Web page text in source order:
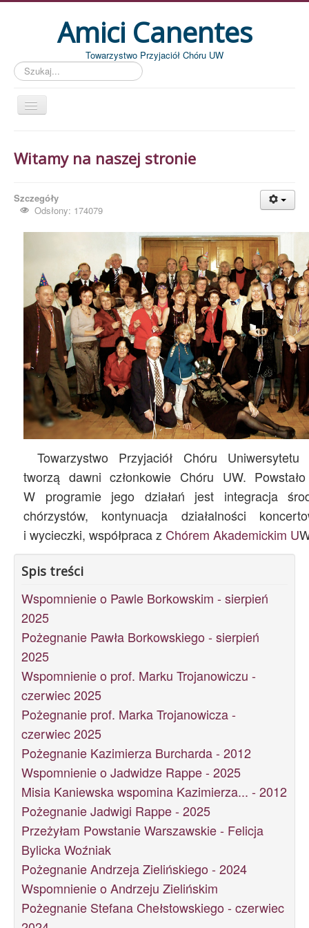
Amici Canentes
Towarzystwo Przyjaciół Chóru UW
Szukaj...
Aktualności
Koncerty
Piszemy
Zdjęcia
Dyrygenci
Archiwum
O nas
Statut TPChUW
Kontakt
Witamy na naszej stronie
Szczegóły
Odsłony: 174079
Towarzystwo Przyjaciół Chóru Uniwersytetu
tworzą dawni członkowie Chóru UW.
W programie jego działań jest integracja
chórzystów, kontynuacja działalności
i wycieczki, współpraca z Chórem Akademickim U
Spis treści
Wspomnienie o Pawle Borkowskim - sierpień
2025
Pożegnanie Pawła Borkowskiego - sierpień
2025
Wspomnienie o prof. Marku Trojanowiczu -
czerwiec 2025
Pożegnanie prof. Marka Trojanowicza -
czerwiec 2025
Pożegnanie Kazimierza Burcharda - 2012
Wspomnienie o Jadwidze Rappe - 2025
Misia Kaniewska wspomina Kazimierza... - 2012
Pożegnanie Jadwigi Rappe - 2025
Przeżyłam Powstanie Warszawskie - Felicja
Bylicka Woźniak
Pożegnanie Andrzeja Zielińskiego - 2024
Wspomnienie o Andrzeju Zielińskim
Pożegnanie Stefana Chełstowskiego - czerwiec